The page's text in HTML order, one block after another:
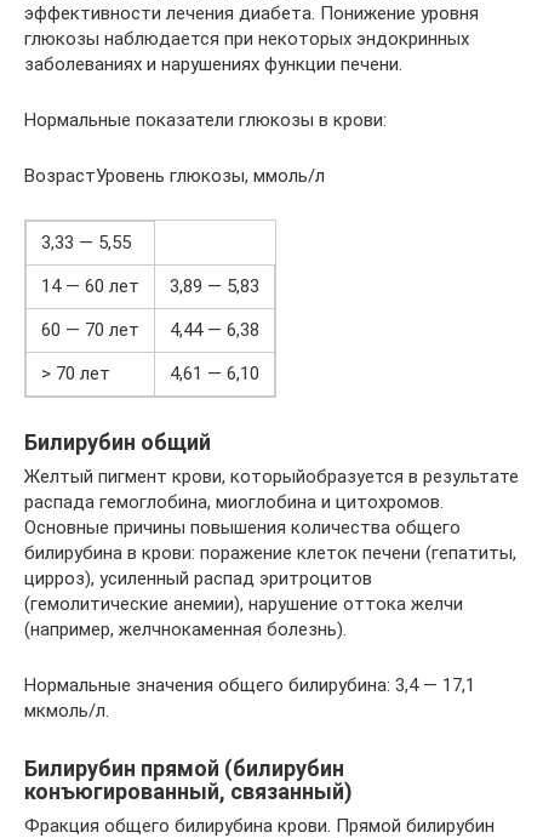
эффективности лечения диабета. Понижение уровня
глюкозы наблюдается при некоторых эндокринных
заболеваниях и нарушениях функции печени.
Нормальные показатели глюкозы в крови:
ВозрастУровень глюкозы, ммоль/л
3,33 — 5,55
14 — 60 лет
3,89 — 5,83
60 — 70 лет
4,44 — 6,38
> 70 лет
4,61 — 6,10
Билирубин общий
Желтый пигмент крови, которыйобразуется в результате
распада гемоглобина, миоглобина и цитохромов.
Основные причины повышения количества общего
билирубина в крови: поражение клеток печени (гепатиты,
цирроз), усиленный распад эритроцитов
(гемолитические анемии), нарушение оттока желчи
(например, желчнокаменная болезнь).
Нормальные значения общего билирубина: 3,4 — 17,1
мкмоль/л.
Билирубин прямой (билирубин
конъюгированный, связанный)
Фракция общего билирубина крови. Прямой билирубин